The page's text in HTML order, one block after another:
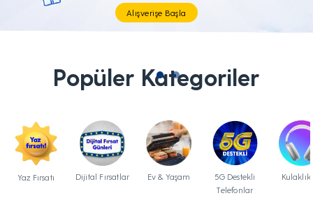
Tüm Teknolojik İhtiyaçların Tam'da
Popüler Kategoriler
Yaz Fırsatı Dijital Fırsatlar Ev & Yaşam
5G Destekli
Telefonlar